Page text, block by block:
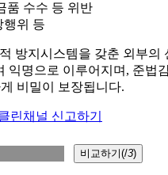
품 수수 등 위반
행위 등
방지시스템을 갖춘 외부의
익명으로 이루어지며, 준법
비밀이 보장됩니다.
린채널 신고하기
비교하기(/3)